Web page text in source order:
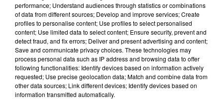
? La Chambre de Métiers et de l’Artisanat Occitanie
propose une alternative bien plus vivante :...
performance; Understand audiences through statistics or combinations
of data from different sources; Develop and improve services; Create
profiles to personalise content; Use profiles to select personalised
content; Use limited data to select content; Ensure security, prevent and
detect fraud, and fix errors; Deliver and present advertising and content;
Save and communicate privacy choices. These technologies may
process personal data such as IP address and browsing data to offer
following functionalities: Identify devices based on information actively
requested; Use precise geolocation data; Match and combine data from
other data sources; Link different devices; Identify devices based on
information transmitted automatically.